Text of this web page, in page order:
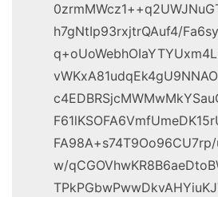
h7gNtIp93rxjtrQAuf4/
w/